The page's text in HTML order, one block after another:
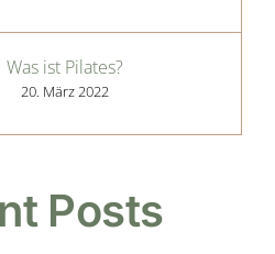
Was ist Pilates?
20. März 2022
Posts